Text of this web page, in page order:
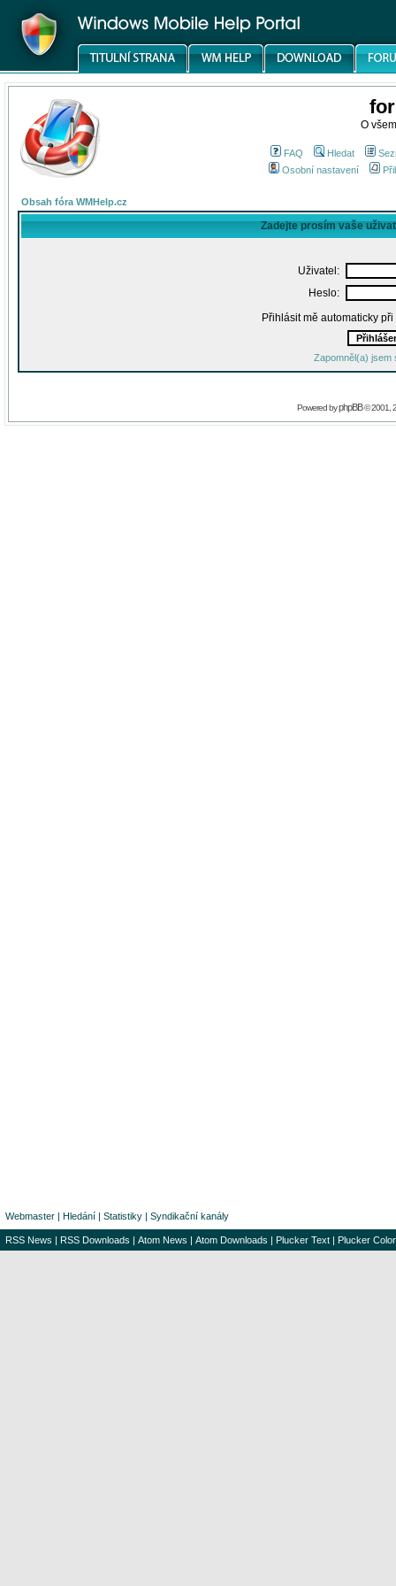
O
FAQ Hledat
Osobní nastavení
Obsah fóra WMHelp.cz
Zadejte prosím vaše
Uživatel:
Heslo:
Přihlásit mě automaticky
Zapomněl(a) jsem
Powered byphpBB© 2001,
Webmaster | Hledání | Statistiky | Syndikační kanály
RSS News | RSS Downloads | Atom News | Atom Downloads | Plucker Text | Plucker Color